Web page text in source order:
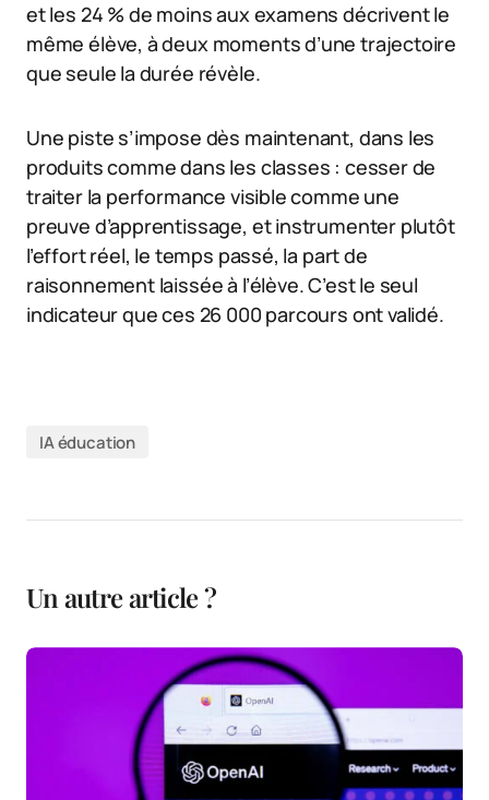
et les 24 % de moins aux examens décrivent le
même élève, à deux moments d’une trajectoire
que seule la durée révèle.
Une piste s’impose dès maintenant, dans les
produits comme dans les classes : cesser de
traiter la performance visible comme une
preuve d’apprentissage, et instrumenter plutôt
l’effort réel, le temps passé, la part de
raisonnement laissée à l’élève. C’est le seul
indicateur que ces 26 000 parcours ont validé.
IA éducation
Un autre article ?